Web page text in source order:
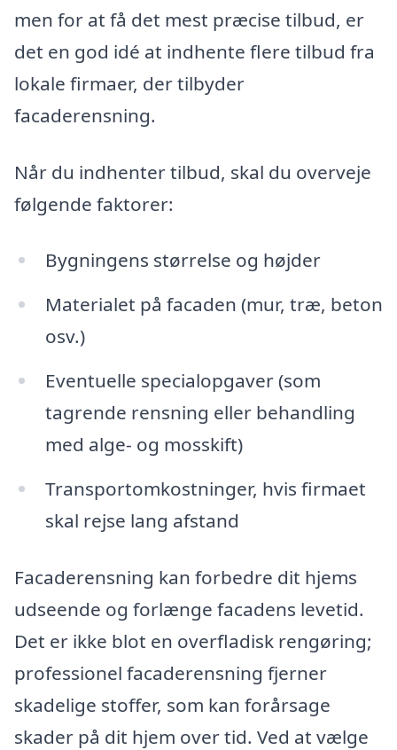
men for at få det mest præcise tilbud, er
det en god idé at indhente flere tilbud fra
lokale firmaer, der tilbyder
facaderensning.
Når du indhenter tilbud, skal du overveje
følgende faktorer:
Bygningens størrelse og højder
Materialet på facaden (mur, træ, beton
osv.)
Eventuelle specialopgaver (som
tagrende rensning eller behandling
med alge- og mosskift)
Transportomkostninger, hvis firmaet
skal rejse lang afstand
Facaderensning kan forbedre dit hjems
udseende og forlænge facadens levetid.
Det er ikke blot en overfladisk rengøring;
professionel facaderensning fjerner
skadelige stoffer, som kan forårsage
skader på dit hjem over tid. Ved at vælge